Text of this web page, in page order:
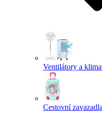
Ventilátory a
Cestovní